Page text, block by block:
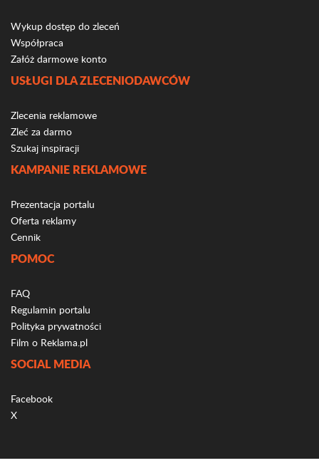
Wykup dostęp do zleceń
Współpraca
Załóż darmowe konto
USŁUGI DLA ZLECENIODAWCÓW
Zlecenia reklamowe
Zleć za darmo
Szukaj inspiracji
KAMPANIE REKLAMOWE
Prezentacja portalu
Oferta reklamy
Cennik
POMOC
FAQ
Regulamin portalu
Polityka prywatności
Film o Reklama.pl
SOCIAL MEDIA
Facebook
X